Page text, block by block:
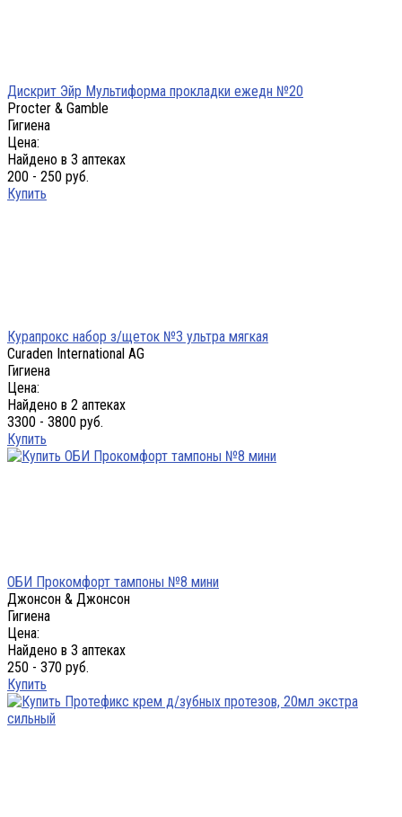
Дискрит Эйр Мультиформа прокладки ежедн №20
Procter & Gamble
Гигиена
Цена:
Найдено в 3 аптеках
200 - 250 руб.
Купить
Курапрокс набор з/щеток №3 ультра мягкая
Curaden International AG
Гигиена
Цена:
Найдено в 2 аптеках
3300 - 3800 руб.
Купить
ОБИ Прокомфорт тампоны №8 мини
Джонсон & Джонсон
Гигиена
Цена:
Найдено в 3 аптеках
250 - 370 руб.
Купить